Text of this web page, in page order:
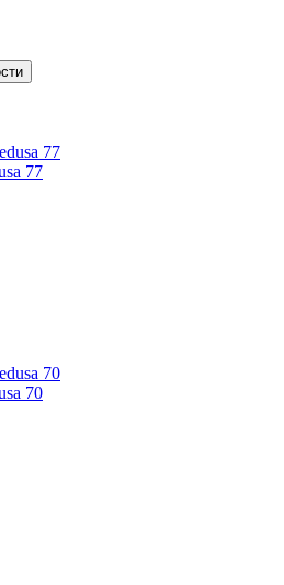
77
70